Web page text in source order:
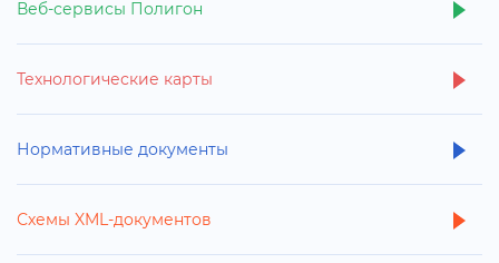
еб-сервисы Полигон
Технологические карты
Нормативные документы
Схемы XML-документо